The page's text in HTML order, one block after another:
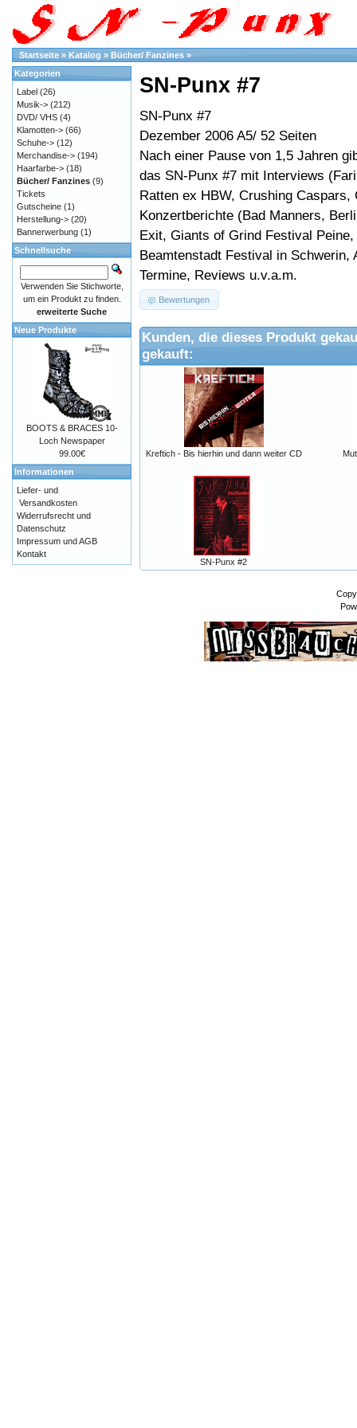
Startseite » Katalog » Bücher/ Fanzines »
SN-Punx #7
SN-Punx #7
Dezember 2006 A5/ 52 Seiten
Nach einer Pause von 1,5 Jahren
das SN-Punx #7 mit Interviews
Ratten ex HBW, Crushing Caspars,
Konzertberichte (Bad Manners,
Exit, Giants of Grind Festival
Beamtenstadt Festival in Schwerin,
Termine, Reviews u.v.a.m.
Bewertungen
Kunden, die dieses Produkt
gekauft:
Kreftich - Bis hierhin und dann weiter CD
SN-Punx #2
Kategorien
Label (26)
Musik-> (212)
DVD/ VHS (4)
Klamotten-> (66)
Schuhe-> (12)
Merchandise-> (194)
Haarfarbe-> (18)
Bücher/ Fanzines (9)
Tickets
Gutscheine (1)
Herstellung-> (20)
Bannerwerbung (1)
Schnellsuche
Verwenden Sie Stichworte,
um ein Produkt zu finden.
erweiterte Suche
Neue Produkte
BOOTS & BRACES 10-
Loch Newspaper
99.00€
Informationen
Liefer- und
Versandkosten
Widerrufsrecht und
Datenschutz
Impressum und AGB
Kontakt